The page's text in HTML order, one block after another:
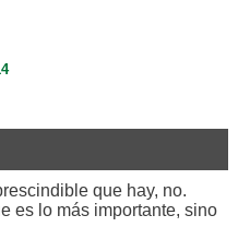
que hay, no.
es lo más importante, sino